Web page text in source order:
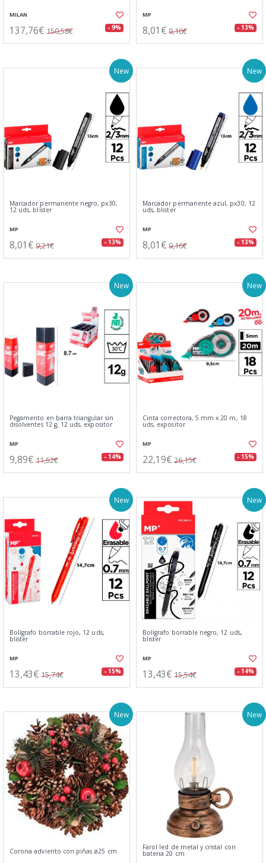
MILAN
137,76€ 150,58€ - 9%
MP
8,01€ 9,16€ - 13%
New
Marcador permanente negro, px30,
12 uds, blister
MP
8,01€ 9,21€ - 13%
New
Marcador permanente azul, px30, 12
uds, blister
MP
8,01€ 9,16€ - 13%
New
Pegamento en barra triangular sin
disolventes 12 g, 12 uds, expositor
MP
9,89€ 11,52€ - 14%
New
Cinta correctora, 5 mm x 20 m, 18
uds, expositor
MP
22,19€ 26,15€ - 15%
New
Bolígrafo borrable rojo, 12 uds,
blister
MP
13,43€ 15,74€ - 15%
New
Bolígrafo borrable negro, 12 uds,
blister
MP
13,43€ 15,54€ - 14%
New
Corona adviento con piñas ø25 cm
New
Farol led de metal y cristal con
bateria 20 cm